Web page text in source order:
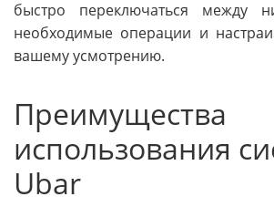
быстро переключаться между
необходимые операции и
вашему усмотрению.
Преимущества
использования
Ubar